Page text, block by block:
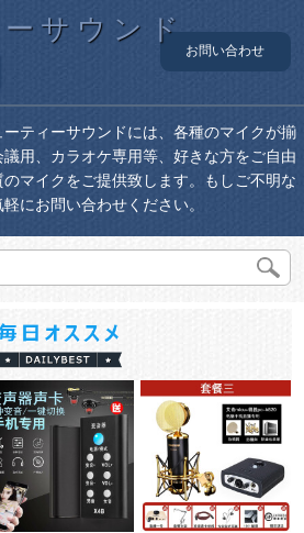
サウンド
お問い合わせ
ティーサウンドには、各種のマイクが揃
用、カラオケ専用等、好きな方をご自由
マイクをご提供致します。もしご不明な
にお問い合わせください。